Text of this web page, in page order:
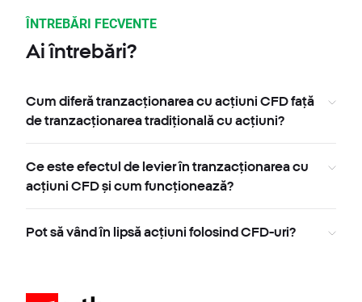
ÎNTREBĂRI FECVENTE
Ai întrebări?
Cum diferă tranzacționarea cu acțiuni CFD față
de tranzacționarea tradițională cu acțiuni?
Ce este efectul de levier în tranzacționarea cu
acțiuni CFD și cum funcționează?
Pot să vând în lipsă acțiuni folosind CFD-uri?